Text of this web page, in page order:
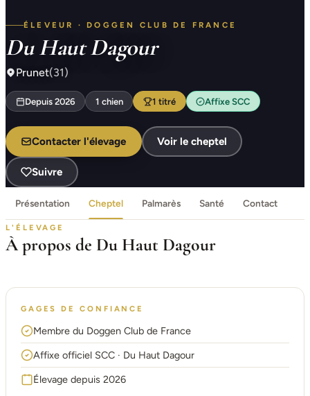
ÉLEVEUR · DOGGEN CLUB DE FRANCE
Du Haut Dagour
Prunet(31)
Depuis 2026 1 chien 1 titré Affixe SCC
Contacter l'élevage Voir le cheptel
Suivre
Présentation Cheptel Palmarès Santé Contact
L'ÉLEVAGE
À propos de Du Haut Dagour
GAGES DE CONFIANCE
Membre du Doggen Club de France
Affixe officiel SCC · Du Haut Dagour
Élevage depuis 2026